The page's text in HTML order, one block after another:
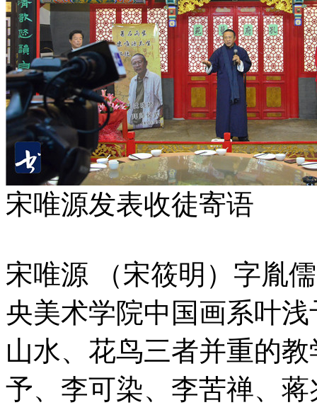
宋唯源发表收徒寄语
宋唯源 （宋筱明）字胤
央美术学院中国画系叶
山水、花鸟三者并重的
予、李可染、李苦禅、